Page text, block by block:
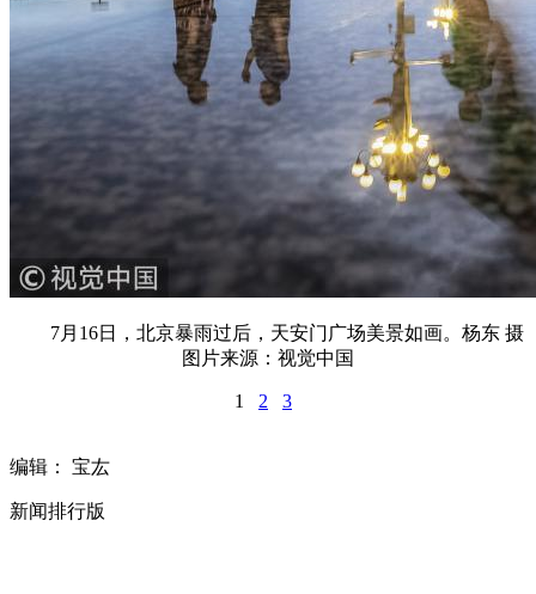
7月16日，北京暴雨过后，天安门广场美景如画。杨东 摄
图片来源：视觉中国
1 2 3
编辑： 宝厷
新闻排行版